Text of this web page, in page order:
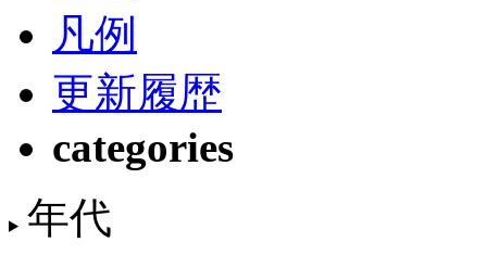
凡例
更新履歴
categories
年代